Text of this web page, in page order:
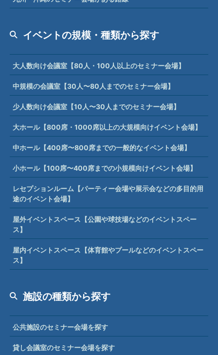
イベントの規模・種類から探す
大人数向け会議室【80人・100人以上のセミナー会場】
中規模の会議室【30人〜80人までのセミナー会場】
少人数向け会議室【10人〜30人までのセミナー会場】
大ホール【800席・1000席以上の大規模向けイベント会場】
中ホール【400席〜800席までの一般的なイベント会場】
小ホール【100席〜400席までの小規模向けイベント会場】
レセプションルーム【パーティー会場や展示会などの多目的用
途のイベント会場】
屋外イベントスペース【公園や球技場などのイベントスペー
ス】
屋内イベントスペース【体育館やプールなどのイベントスペー
ス】
施設の種類から探す
公共施設のセミナー会場を探す
貸し会議室のセミナー会場を探す